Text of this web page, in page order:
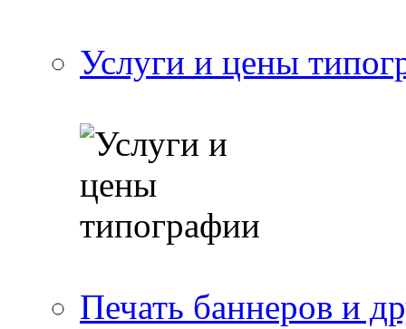
Услуги и цены
Печать баннеров и